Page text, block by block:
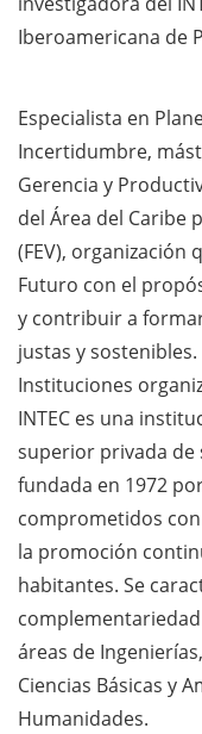
Iberoamericana de
Especialista en
Incertidumbre,
Gerencia y
del Área del Caribe
(FEV),
Futuro con el
y contribuir a
justas y sostenibles.
Instituciones
INTEC es una
superior privada de
fundada en 1972
comprometidos
la promoción
habitantes. Se
áreas de
Ciencias Básicas y
Humanidades.